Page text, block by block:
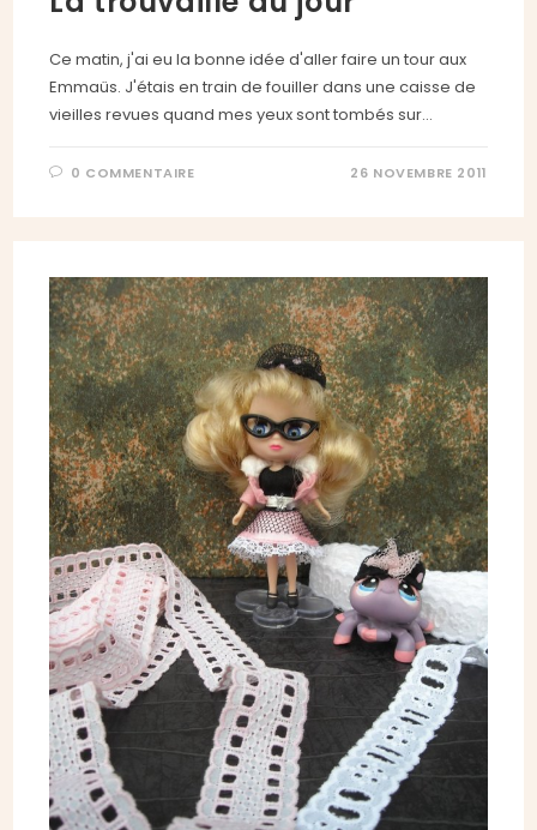
Ce matin, j'ai eu la bonne idée d'aller faire un tour aux
Emmaüs. J'étais en train de fouiller dans une caisse de
vieilles revues quand mes yeux sont tombés sur…
0 COMMENTAIRE 26 NOVEMBRE 2011